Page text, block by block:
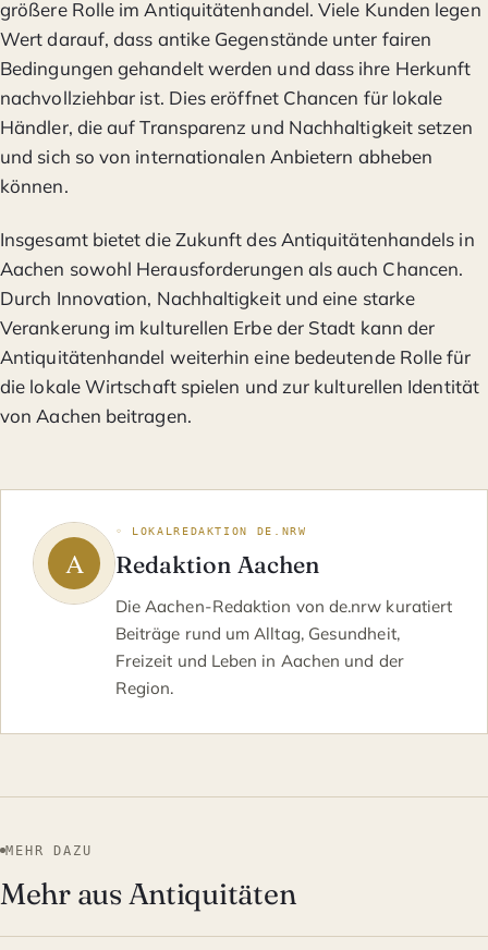
größere Rolle im Antiquitätenhandel. Viele Kunden legen
Wert darauf, dass antike Gegenstände unter fairen
Bedingungen gehandelt werden und dass ihre Herkunft
nachvollziehbar ist. Dies eröffnet Chancen für lokale
Händler, die auf Transparenz und Nachhaltigkeit setzen
und sich so von internationalen Anbietern abheben
können.
Insgesamt bietet die Zukunft des Antiquitätenhandels in
Aachen sowohl Herausforderungen als auch Chancen.
Durch Innovation, Nachhaltigkeit und eine starke
Verankerung im kulturellen Erbe der Stadt kann der
Antiquitätenhandel weiterhin eine bedeutende Rolle für
die lokale Wirtschaft spielen und zur kulturellen Identität
von Aachen beitragen.
◦ LOKALREDAKTION DE.NRW
Redaktion Aachen
Die Aachen-Redaktion von de.nrw kuratiert
Beiträge rund um Alltag, Gesundheit,
Freizeit und Leben in Aachen und der
Region.
MEHR DAZU
Mehr aus Antiquitäten